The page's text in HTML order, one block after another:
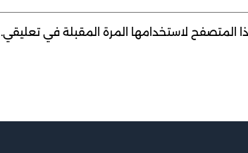
المتصفح لاستخدامها المرة المقبلة في تعليقي.